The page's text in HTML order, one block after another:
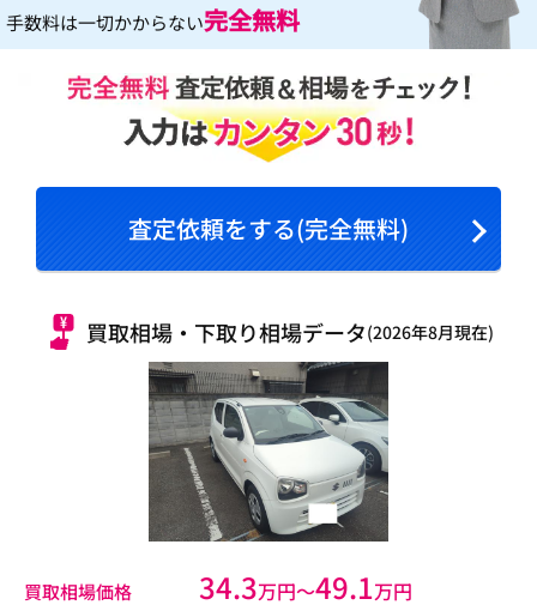
手数料は一切かからない完全無料
査定依頼をする(完全無料)
買取相場・下取り相場データ(2026年8月現在)
買取相場価格 34.3万円〜49.1万円